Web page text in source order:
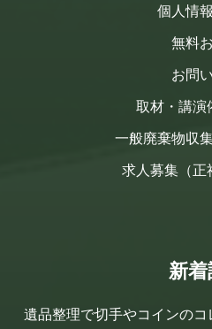
個人情
無料
お問
取材・講演
一般廃棄物収
求人募集（正
新
遺品整理で切手やコインの